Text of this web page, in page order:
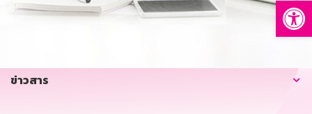
อื่นๆ
ข่าวสาร